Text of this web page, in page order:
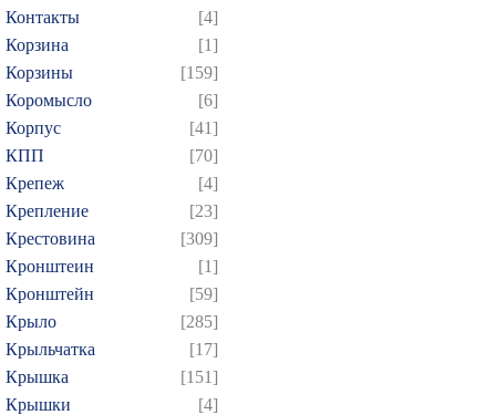
Контакты
[4]
Корзина
[1]
Корзины
[159]
Коромысло
[6]
Корпус
[41]
КПП
[70]
Крепеж
[4]
Крепление
[23]
Крестовина
[309]
Кронштеин
[1]
Кронштейн
[59]
Крыло
[285]
Крыльчатка
[17]
Крышка
[151]
Крышки
[4]